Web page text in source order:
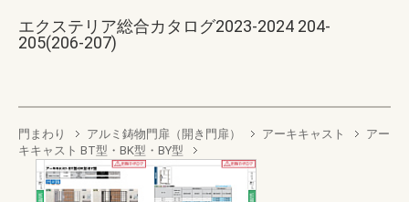
エクステリア総合カタログ2023-2024 204-
205(206-207)
門まわり アルミ鋳物門扉（開き門扉） アーキキャスト
アー
キキャスト BT型・BK型・BY型